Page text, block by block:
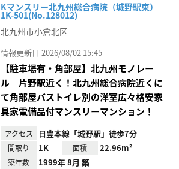
Kマンスリー北九州総合病院（城野駅東）
1K-501(No.128012)
北九州市小倉北区
情報更新日 2026/08/02 15:45
【駐車場有・角部屋】北九州モノレー
ル 片野駅近く！北九州総合病院近くに
て角部屋バストイレ別の洋室広々格安家
具家電備品付マンスリーマンション！
アクセス 日豊本線「城野駅」徒歩7分
間取り 1K 面積 22.96m²
築年数 1999年 8月 築